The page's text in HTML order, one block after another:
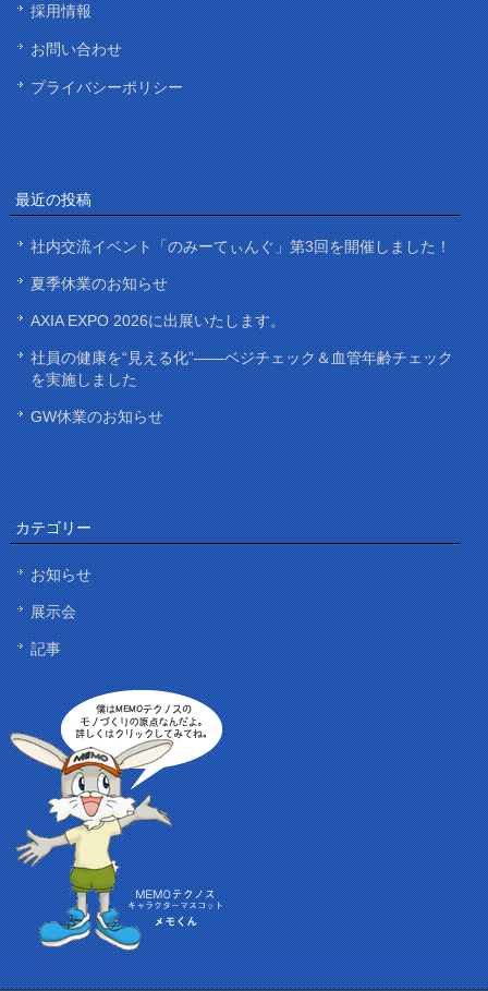
採用情報
お問い合わせ
プライバシーポリシー
最近の投稿
社内交流イベント「のみーてぃんぐ」第3回を開催しました！
夏季休業のお知らせ
AXIA EXPO 2026に出展いたします。
社員の健康を“見える化”——ベジチェック＆血管年齢チェック
を実施しました
GW休業のお知らせ
カテゴリー
お知らせ
展示会
記事